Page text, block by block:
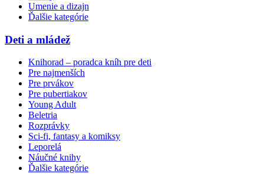
Umenie a dizajn
Ďalšie kategórie
Deti a mládež
Knihorad – poradca kníh pre deti
Pre najmenších
Pre prvákov
Pre pubertiakov
Young Adult
Beletria
Rozprávky
Sci-fi, fantasy a komiksy
Leporelá
Náučné knihy
Ďalšie kategórie